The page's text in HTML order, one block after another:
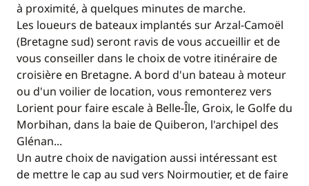
à proximité, à quelques minutes de marche.
Les loueurs de bateaux implantés sur Arzal-Camoël
(Bretagne sud) seront ravis de vous accueillir et de
vous conseiller dans le choix de votre itinéraire de
croisière en Bretagne. A bord d'un bateau à moteur
ou d'un voilier de location, vous remonterez vers
Lorient pour faire escale à Belle-Île, Groix, le Golfe du
Morbihan, dans la baie de Quiberon, l'archipel des
Glénan...
Un autre choix de navigation aussi intéressant est
de mettre le cap au sud vers Noirmoutier, et de faire